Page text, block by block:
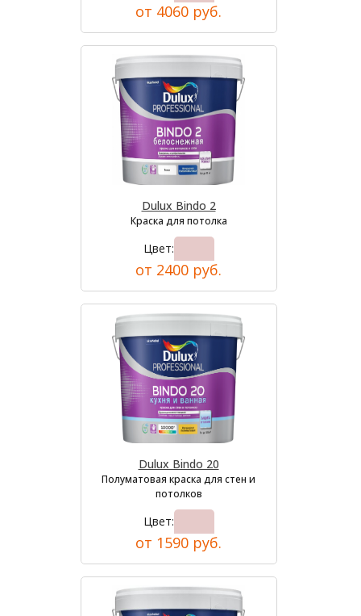
от 4060 руб.
Dulux Bindo 2
Краска для потолка
Цвет:
от 2400 руб.
Dulux Bindo 20
Полуматовая краска для стен и
потолков
Цвет:
от 1590 руб.